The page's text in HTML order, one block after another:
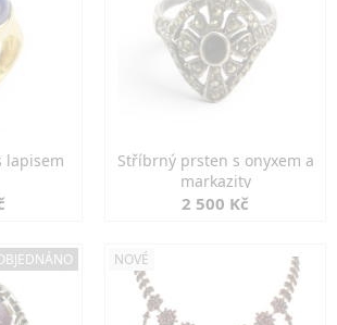
lapisem
Stříbrný prsten s onyxem a
markazity
2 500 Kč
NOVÉ